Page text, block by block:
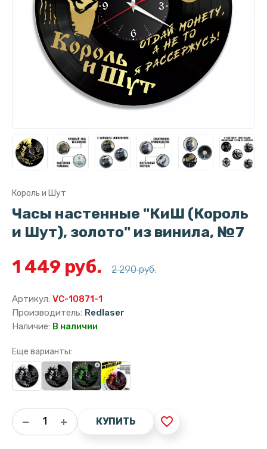
Король и Шут
Часы настенные "КиШ (Король
и Шут), золото" из винила, №7
1 449 руб. 2 290 руб.
Артикул: VC-10871-1
Производитель: Redlaser
Наличие: В наличии
Еще варианты:
КУПИТЬ favorite_border